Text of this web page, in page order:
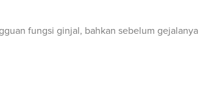
fungsi ginjal, bahkan sebelum gejalanya